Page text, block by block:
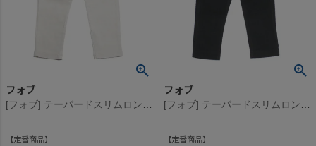
フォブ
[フォブ] テーパードスリムロングパンツ アイボリー(IV)
定番商品
フォブ
[フォブ] テーパードスリムロングパンツ ブラック(BK)
定番商品